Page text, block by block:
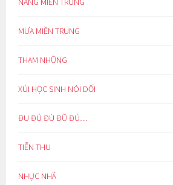
MƯA MIỀN TRUNG
THAM NHŨNG
XÚI HỌC SINH NÓI DỐI
ĐU ĐÚ ĐÙ ĐŨ ĐỦ…
TIỄN THU
NHỤC NHÃ